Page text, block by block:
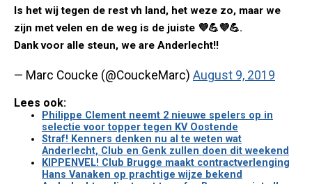
Is het wij tegen de rest vh land, het weze zo, maar we
zijn met velen en de weg is de juiste 💜💪💜💪.
Dank voor alle steun, we are Anderlecht!!
— Marc Coucke (@CouckeMarc) August 9, 2019
Lees ook:
Philippe Clement neemt 2 nieuwe spelers op in
selectie voor topper tegen KV Oostende
Straf! Kenners denken nu al te weten wat
Anderlecht, Club en Genk zullen doen dit weekend
KIPPENVEL! Club Brugge maakt contractverlenging
Hans Vanaken op prachtige wijze bekend